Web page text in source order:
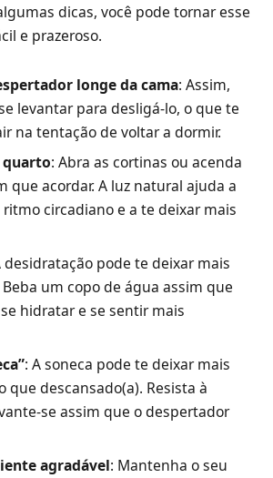
dicas, você pode tornar esse
e prazeroso.
longe da cama: Assim,
levantar para desligá-lo, o que te
na tentação de voltar a dormir.
quarto: Abra as cortinas ou acenda
que acordar. A luz natural ajuda a
circadiano e a te deixar mais
desidratação pode te deixar mais
um copo de água assim que
hidratar e se sentir mais
: A soneca pode te deixar mais
que descansado(a). Resista à
se assim que o despertador
agradável: Mantenha o seu